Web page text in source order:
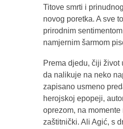
Titove smrti i
novog poretka. A sve
prirodnim
namjernim šarmom
Prema djedu, čiji život
da nalikuje na neko
zapisano usmeno
herojskoj epopeji,
oprezom, na momente
zaštitnički. Ali Agić, s